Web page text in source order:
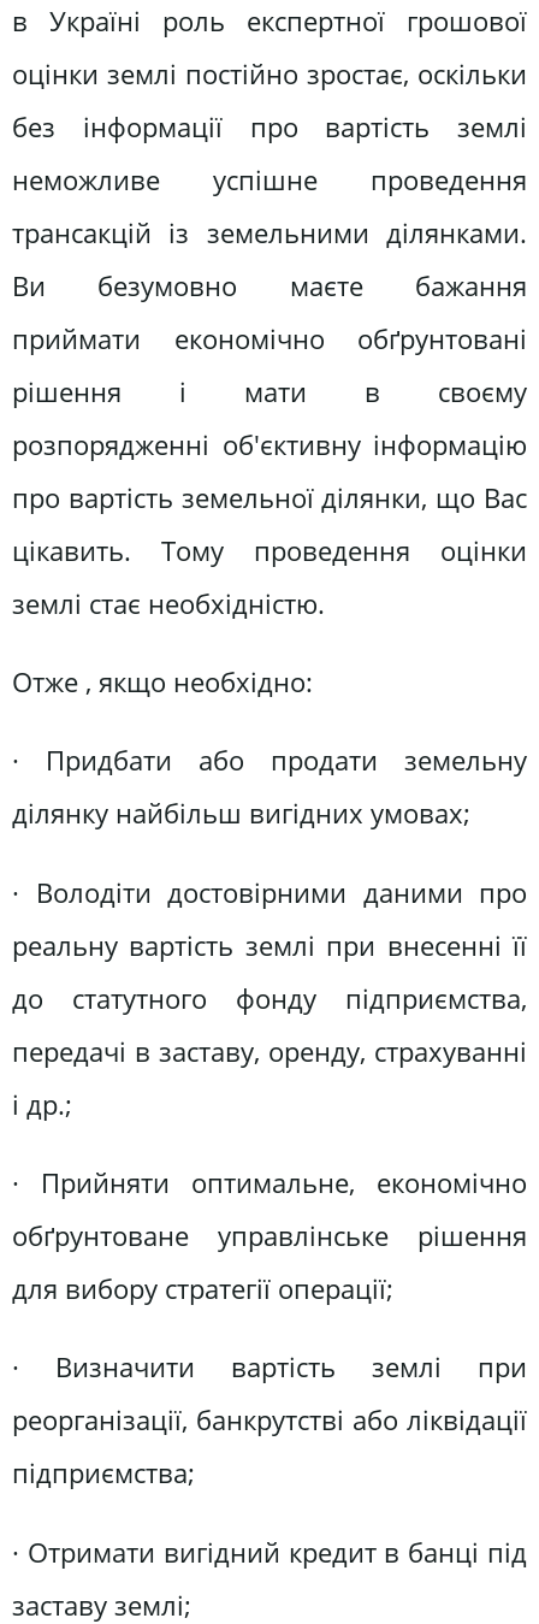
в Україні роль експертної грошової
оцінки землі постійно зростає, оскільки
без інформації про вартість землі
неможливе успішне проведення
трансакцій із земельними ділянками.
Ви безумовно маєте бажання
приймати економічно обґрунтовані
рішення і мати в своєму
розпорядженні об'єктивну інформацію
про вартість земельної ділянки, що Вас
цікавить. Тому проведення оцінки
землі стає необхідністю.
Отже , якщо необхідно:
· Придбати або продати земельну
ділянку найбільш вигідних умовах;
· Володіти достовірними даними про
реальну вартість землі при внесенні її
до статутного фонду підприємства,
передачі в заставу, оренду, страхуванні
і др.;
· Прийняти оптимальне, економічно
обґрунтоване управлінське рішення
для вибору стратегії операції;
· Визначити вартість землі при
реорганізації, банкрутстві або ліквідації
підприємства;
· Отримати вигідний кредит в банці під
заставу землі;